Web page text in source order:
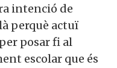
intenció de
perquè actuï
posar fi al
escolar que és